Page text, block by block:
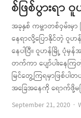
စ်ဖြစ်ပွားရာ
အခုနှစ် ကမ္ဘာတစ်ဝှမ်းမှာ
နေရာလို့ပြောနိုင်တဲ့
နေပါပြီ။ ဝူဟန်မြို့ ပုံမှ
တက်ကာ ပျော်ပါးနေ
မြင်တွေ့ကြရမှာဖြစ်ပါ
အခြေအနေကို ရောက်ဖို့
September 21, 2020